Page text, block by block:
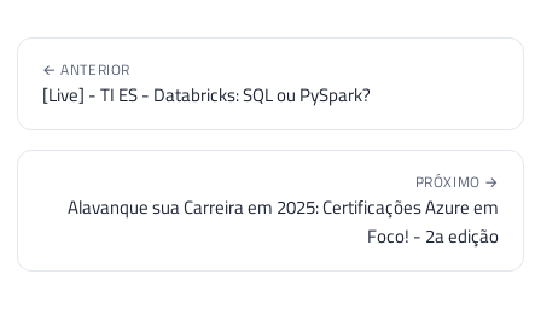
← ANTERIOR
[Live] - TI ES - Databricks: SQL ou PySpark?
PRÓXIMO →
Alavanque sua Carreira em 2025: Certificações Azure em
Foco! - 2a edição